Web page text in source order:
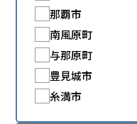
那覇市
南風原町
与那原町
豊見城市
糸満市